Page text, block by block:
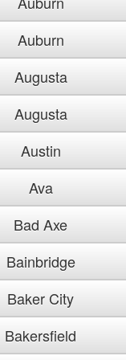
Auburn
Augusta
Augusta
Austin
Ava
Bad Axe
Bainbridge
Baker City
Bakersfield